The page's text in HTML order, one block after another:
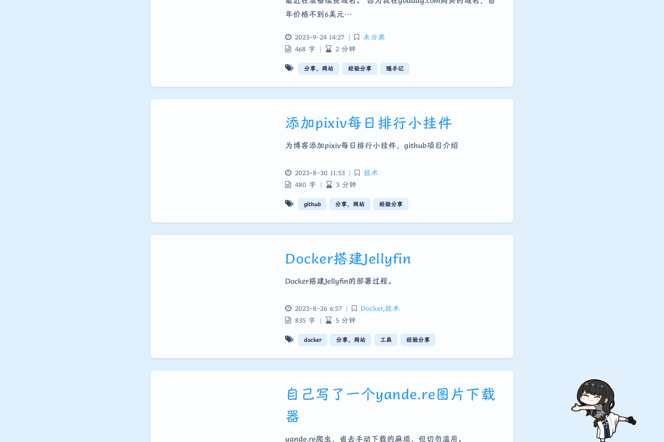
深阴影
灰度
年价格不到6美元…
2023-9-24 14:27 |
未分类
468 字 | 2 分钟
分享，网站 经验分享 随手记
添加pixiv每日排行小挂件
为博客添加pixiv每日排行小挂件，github项目介绍
2023-8-30 11:53 |
技术
480 字 | 3 分钟
github 分享，网站 经验分享
Docker搭建Jellyfin
Docker搭建Jellyfin的部署过程。
2023-8-26 6:57 | Docker,技术
835 字 | 5 分钟
docker 分享，网站 工具 经验分享
自己写了一个yande.re图片下载
器
yande.re爬虫，省去手动下载的麻烦，但切勿滥用。